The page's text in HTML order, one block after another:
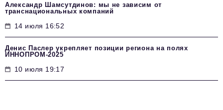
Александр Шамсутдинов: мы не зависим от
транснациональных компаний
14 июля 16:52
Денис Паслер укрепляет позиции региона на полях
ИННОПРОМ-2025
10 июля 19:17